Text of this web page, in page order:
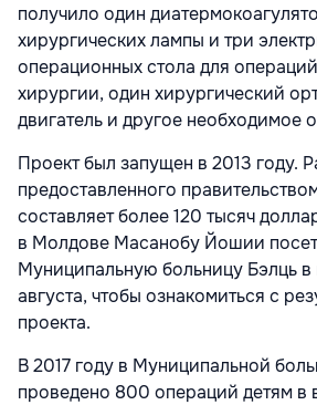
получило один
хирургических лампы и три
операционных стола для
хирургии, один хирургический
двигатель и другое необходимое
Проект был запущен в 2013 году.
предоставленного
составляет более 120 тысяч
в Молдове Масанобу Йошии
Муниципальную больницу Бэлць в
августа, чтобы ознакомиться с
проекта.
В 2017 году в Муниципальной
проведено 800 операций детям в